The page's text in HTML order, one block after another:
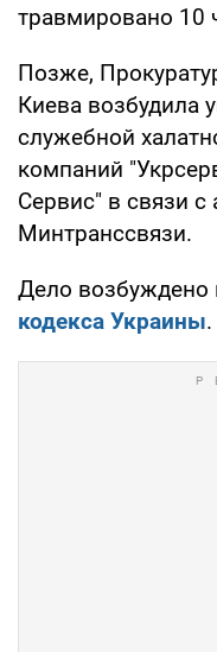
травмировано 10
Позже,
Киева возбудила
служебной
компаний
Сервис" в связи с
Минтранссвязи.
Дело возбуждено
кодекса Украины.